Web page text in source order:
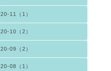
11（1）
10（2）
09（2）
08（1）